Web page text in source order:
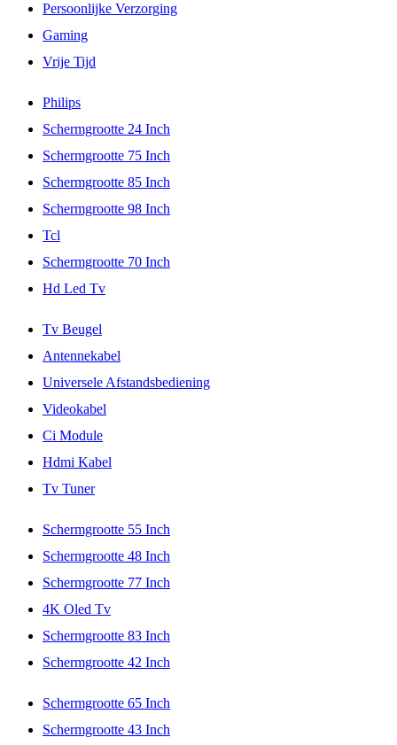
Persoonlijke Verzorging
Gaming
Vrije Tijd
Philips
Schermgrootte 24 Inch
Schermgrootte 75 Inch
Schermgrootte 85 Inch
Schermgrootte 98 Inch
Tcl
Schermgrootte 70 Inch
Hd Led Tv
Tv Beugel
Antennekabel
Universele Afstandsbediening
Videokabel
Ci Module
Hdmi Kabel
Tv Tuner
Schermgrootte 55 Inch
Schermgrootte 48 Inch
Schermgrootte 77 Inch
4K Oled Tv
Schermgrootte 83 Inch
Schermgrootte 42 Inch
Schermgrootte 65 Inch
Schermgrootte 43 Inch